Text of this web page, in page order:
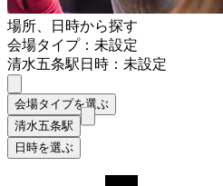
場所、日時から探す
会場タイプ：未設定
清水五条駅日時：未設定
会場タイプを選ぶ
清水五条駅
日時を選ぶ